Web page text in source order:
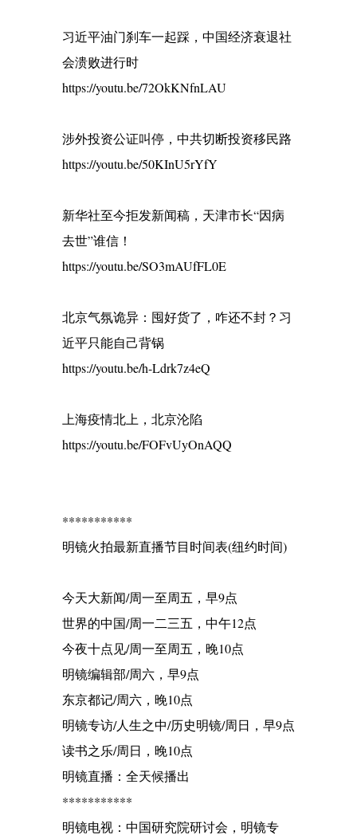
习近平油门刹车一起踩，中国经济衰退社
会溃败进行时
https://youtu.be/72OkKNfnLAU
涉外投资公证叫停，中共切断投资移民路
https://youtu.be/50KInU5rYfY
新华社至今拒发新闻稿，天津市长“因病
去世”谁信！
https://youtu.be/SO3mAUfFL0E
北京气氛诡异：囤好货了，咋还不封？习
近平只能自己背锅
https://youtu.be/h-Ldrk7z4eQ
上海疫情北上，北京沦陷
https://youtu.be/FOFvUyOnAQQ
***********
明镜火拍最新直播节目时间表(纽约时间)
今天大新闻/周一至周五，早9点
世界的中国/周一二三五，中午12点
今夜十点见/周一至周五，晚10点
明镜编辑部/周六，早9点
东京都记/周六，晚10点
明镜专访/人生之中/历史明镜/周日，早9点
读书之乐/周日，晚10点
明镜直播：全天候播出
***********
明镜电视：中国研究院研讨会，明镜专